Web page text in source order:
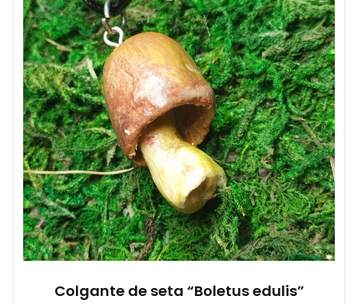
Colgante de seta “Boletus edulis”